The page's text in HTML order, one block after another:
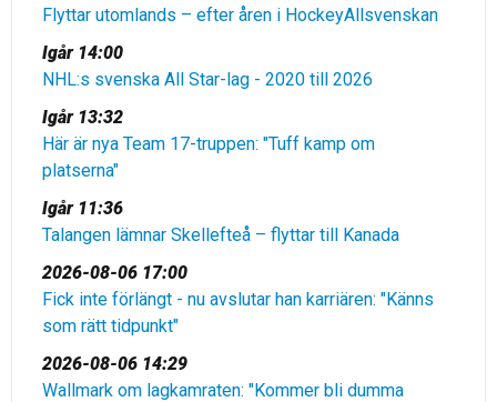
Flyttar utomlands – efter åren i HockeyAllsvenskan
Igår 14:00
NHL:s svenska All Star-lag - 2020 till 2026
Igår 13:32
Här är nya Team 17-truppen: "Tuff kamp om
platserna"
Igår 11:36
Talangen lämnar Skellefteå – flyttar till Kanada
2026-08-06 17:00
Fick inte förlängt - nu avslutar han karriären: "Känns
som rätt tidpunkt"
2026-08-06 14:29
Wallmark om lagkamraten: "Kommer bli dumma